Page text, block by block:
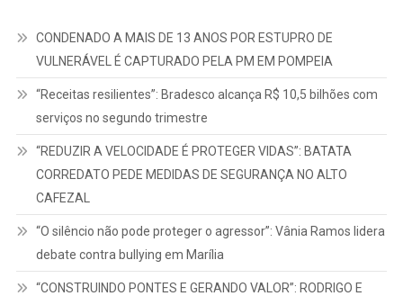
CONDENADO A MAIS DE 13 ANOS POR ESTUPRO DE
VULNERÁVEL É CAPTURADO PELA PM EM POMPEIA
“Receitas resilientes”: Bradesco alcança R$ 10,5 bilhões com
serviços no segundo trimestre
“REDUZIR A VELOCIDADE É PROTEGER VIDAS”: BATATA
CORREDATO PEDE MEDIDAS DE SEGURANÇA NO ALTO
CAFEZAL
“O silêncio não pode proteger o agressor”: Vânia Ramos lidera
debate contra bullying em Marília
“CONSTRUINDO PONTES E GERANDO VALOR”: RODRIGO E